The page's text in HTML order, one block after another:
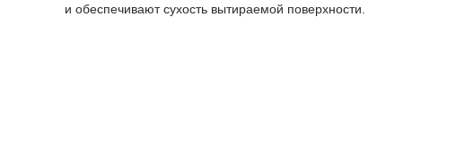
и обеспечивают сухость вытираемой поверхности.